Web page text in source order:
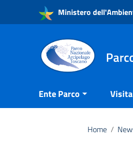
Vai ai contenuti
Vai al menu di navigazione
Ministero
Ente Parco
Home /